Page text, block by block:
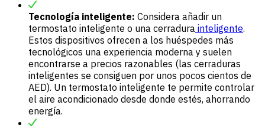
Tecnología inteligente: Considera añadir un
termostato inteligente o una cerradura inteligente.
Estos dispositivos ofrecen a los huéspedes más
tecnológicos una experiencia moderna y suelen
encontrarse a precios razonables (las cerraduras
inteligentes se consiguen por unos pocos cientos de
AED). Un termostato inteligente te permite controlar
el aire acondicionado desde donde estés, ahorrando
energía.